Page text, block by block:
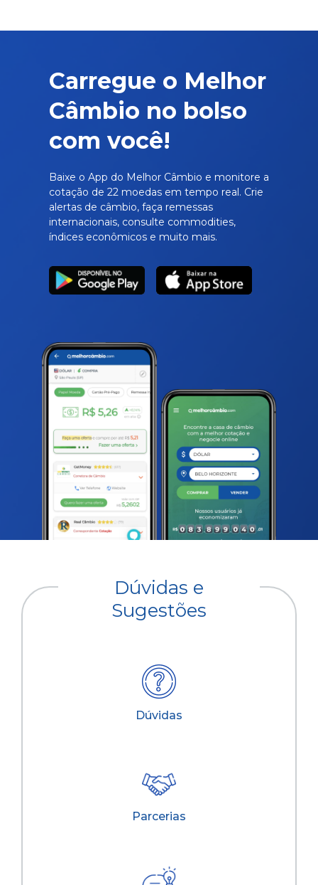
Carregue o Melhor
Câmbio no bolso
com você!
Baixe o App do Melhor Câmbio e monitore a
cotação de 22 moedas em tempo real. Crie
alertas de câmbio, faça remessas
internacionais, consulte commodities,
índices econômicos e muito mais.
Dúvidas e
Sugestões
Dúvidas
Parcerias